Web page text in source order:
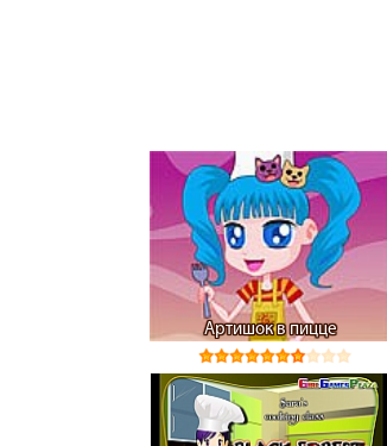
Артишок в пицце